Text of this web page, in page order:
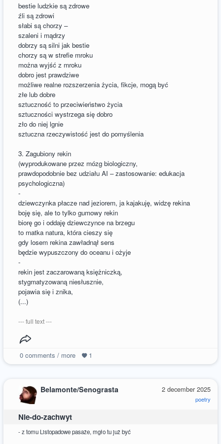
bestie ludzkie są zdrowe
źli są zdrowi
słabi są chorzy –
szaleni i mądrzy
dobrzy są silni jak bestie
chorzy są w strefie mroku
można wyjść z mroku
dobro jest prawdziwe
możliwe realne rozszerzenia życia, fikcje, mogą być
złe lub dobre
sztuczność to przeciwieństwo życia
sztuczności wystrzega się dobro
zło do niej lgnie
sztuczna rzeczywistość jest do pomyślenia
3. Zagubiony rekin
(wyprodukowane przez mózg biologiczny,
prawdopodobnie bez udziału AI – zastosowanie: edukacja
psychologiczna)
-
dziewczynka płacze nad jeziorem, ja kajakuję, widzę rekina
boję się, ale to tylko gumowy rekin
biorę go i oddaję dziewczynce na brzegu
to matka natura, która cieszy się
gdy losem rekina zawładnął sens
będzie wypuszczony do oceanu i ożyje
-
rekin jest zaczarowaną księżniczką,
stygmatyzowaną niesłusznie,
pojawia się i znika,
(...)
--- full text ---
0comments / more 1
2 december 2025
poetry
Belamonte/Senograsta
Nie-do-zachwyt
- z tomu Listopadowe pasaże, mgło tu już być